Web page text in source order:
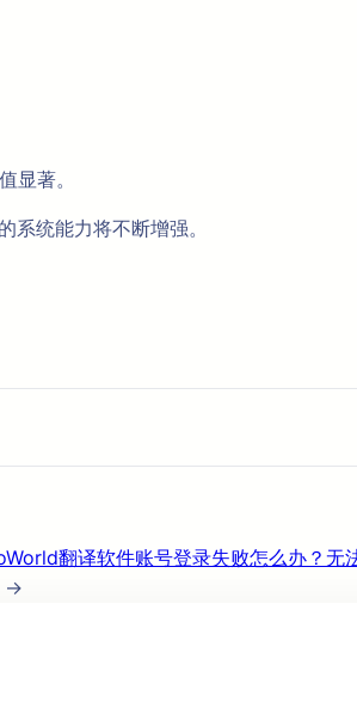
显著。
统能力将不断增强。
翻译软件账号登录失败怎么办？无
→